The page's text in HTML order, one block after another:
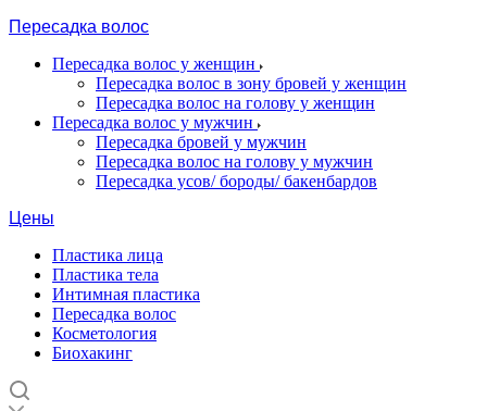
Пересадка волос
Пересадка волос у женщин
Пересадка волос в зону бровей у женщин
Пересадка волос на голову у женщин
Пересадка волос у мужчин
Пересадка бровей у мужчин
Пересадка волос на голову у мужчин
Пересадка усов/ бороды/ бакенбардов
Цены
Пластика лица
Пластика тела
Интимная пластика
Пересадка волос
Косметология
Биохакинг